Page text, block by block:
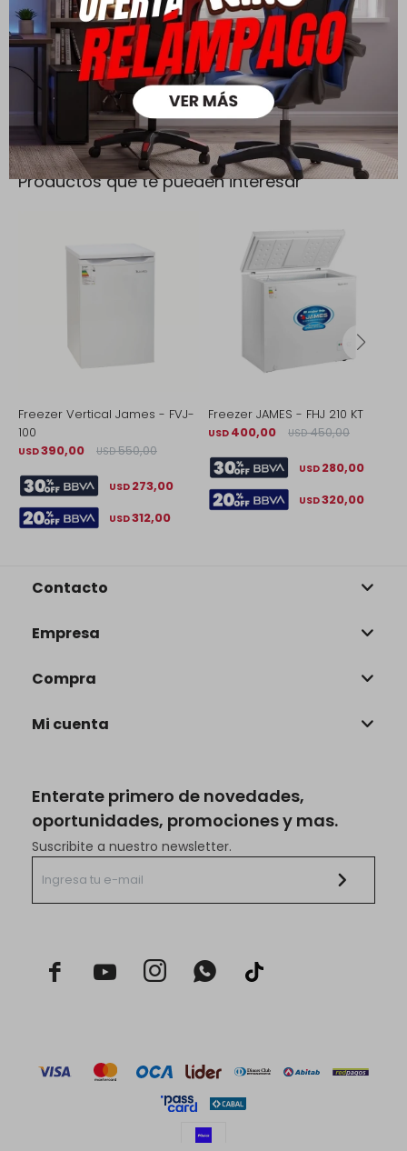
Ver mas
Medios de pago
Productos que te pueden interesar
Freezer Vertical James - FVJ-
100
USD390,00 USD 550,00
USD 273,00
USD312,00
Freezer JAMES - FHJ 210 KT
USD 400,00 USD 450,00
USD 280,00
USD320,00
Enterate primero de novedades,
oportunidades, promociones y mas.
Suscribite a nuestro newsletter.
  
Contacto
Empresa
Compra
Mi cuenta